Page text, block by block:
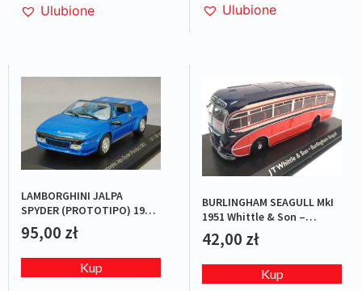
Ulubione Ulubione
LAMBORGHINI JALPA
SPYDER (PROTOTIPO) 1987
BLUE L.E.1/1000
95,00 zł
Kup
BURLINGHAM SEAGULL MkI
1951 Whittle & Son –
Red/Blue
42,00 zł
Kup